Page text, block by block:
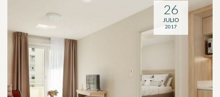
26
JULIO
2017